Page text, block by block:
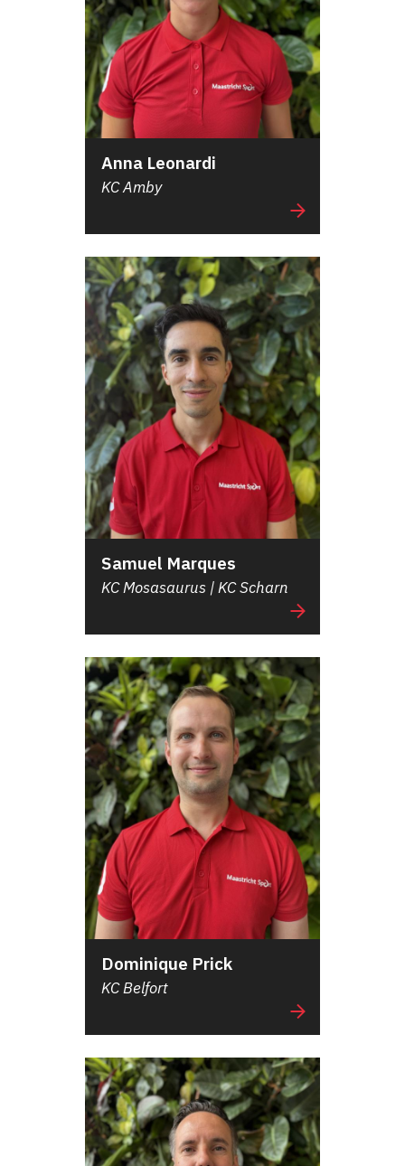
Anna Leonardi
KC Amby
Samuel Marques
KC Mosasaurus | KC Scharn
Dominique Prick
KC Belfort